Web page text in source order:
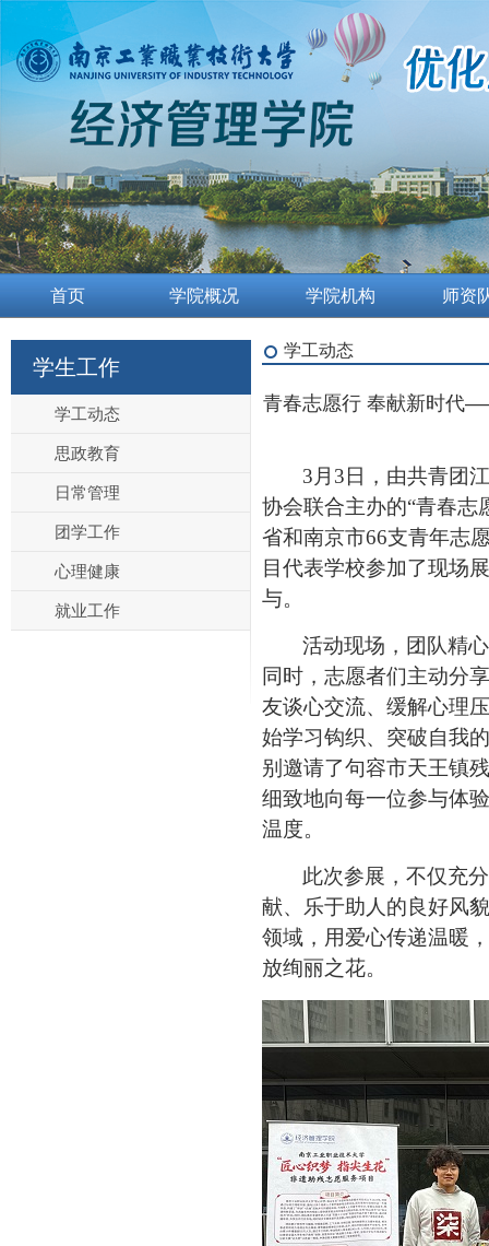
首页 学院概况 学院机构 师资
学生工作
学工动态
思政教育
日常管理
团学工作
心理健康
就业工作
学工动态
青春志愿行 奉献新时代
3月3日，由共青团
协会联合主办的“青春志
省和南京市66支青年志
目 代表学校参加了现场
与。
活动现场，团队精
同时，志愿者们主动分享
友谈心交流、缓解心理
始学习钩织、突破自我
别邀请了句容市天王镇
细致地向每一位参与体
温度。
此次参展，不仅充
献、乐于助人的良好风
领域，用爱心传递温暖
放绚丽之花。